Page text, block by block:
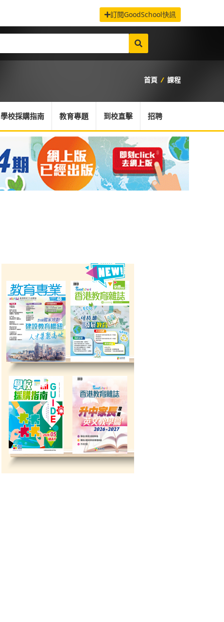
訂閱GoodSchool快訊
首頁 / 課程
學校採購指南 教育專題 到校直擊 招聘